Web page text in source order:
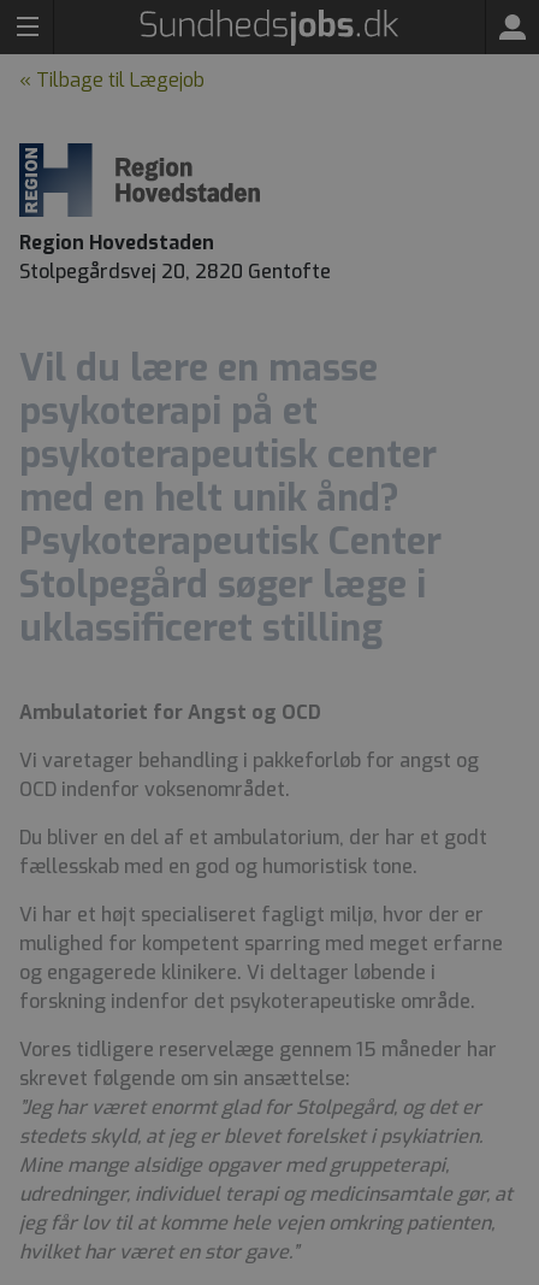
« Tilbage til Lægejob
Region Hovedstaden
Stolpegårdsvej 20, 2820 Gentofte
Vil du lære en masse
psykoterapi på et
psykoterapeutisk center
med en helt unik ånd?
Psykoterapeutisk Center
Stolpegård søger læge i
uklassificeret stilling
Ambulatoriet for Angst og OCD
Vi varetager behandling i pakkeforløb for angst og
OCD indenfor voksenområdet.
Du bliver en del af et ambulatorium, der har et godt
fællesskab med en god og humoristisk tone.
Vi har et højt specialiseret fagligt miljø, hvor der er
mulighed for kompetent sparring med meget erfarne
og engagerede klinikere. Vi deltager løbende i
forskning indenfor det psykoterapeutiske område.
Vores tidligere reservelæge gennem 15 måneder har
skrevet følgende om sin ansættelse:
”Jeg har været enormt glad for Stolpegård, og det er
stedets skyld, at jeg er blevet forelsket i psykiatrien.
Mine mange alsidige opgaver med gruppeterapi,
udredninger, individuel terapi og medicinsamtale gør, at
jeg får lov til at komme hele vejen omkring patienten,
hvilket har været en stor gave.”